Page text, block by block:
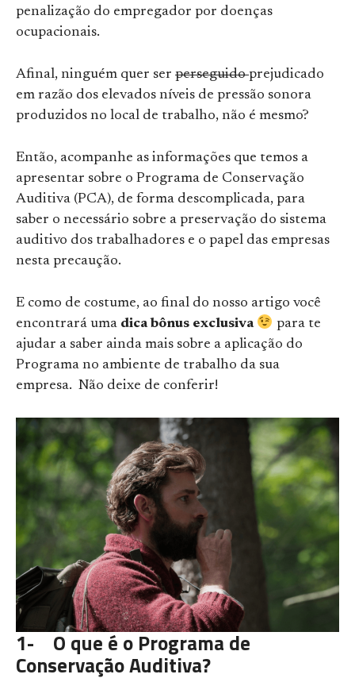
penalização do empregador por doenças
ocupacionais.
Afinal, ninguém quer ser perseguidoprejudicado
em razão dos elevados níveis de pressão sonora
produzidos no local de trabalho, não é mesmo?
Então, acompanhe as informações que temos a
apresentar sobre o Programa de Conservação
Auditiva (PCA), de forma descomplicada, para
saber o necessário sobre a preservação do sistema
auditivo dos trabalhadores e o papel das empresas
nesta precaução.
E como de costume, ao final do nosso artigo você
encontrará uma dica bônus exclusiva
para te
ajudar a saber ainda mais sobre a aplicação do
Programa no ambiente de trabalho da sua
empresa. Não deixe de conferir!
1- O que é o Programa de
Conservação Auditiva?